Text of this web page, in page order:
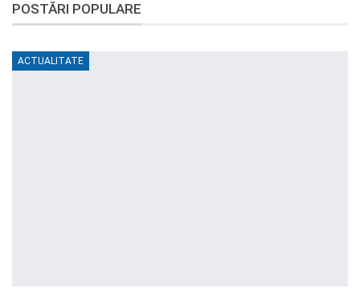
POSTĂRI POPULARE
ACTUALITATE